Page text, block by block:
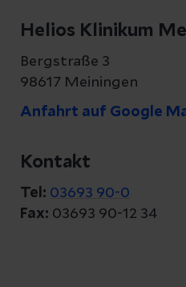
Helios Klinikum
Bergstraße 3
98617 Meiningen
Anfahrt auf Google
Kontakt
Tel: 03693 90-0
Fax: 03693 90-12 34